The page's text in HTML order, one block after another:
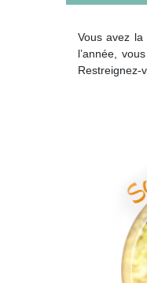
Vous avez
l’année,
Restreignez-